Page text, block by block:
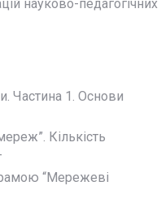
науково-педагогічних
Частина 1. Основи
Кількість
“Мережеві